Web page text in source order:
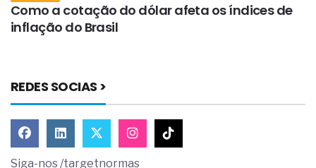
Como a cotação do dólar afeta os índices de
inflação do Brasil
REDES SOCIAS >
Siga-nos /targetnormas